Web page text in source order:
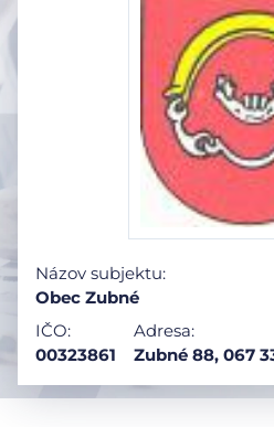
Názov subjektu:
Obec Zubné
IČO:
00323861
Adresa:
Zubné 88, 067